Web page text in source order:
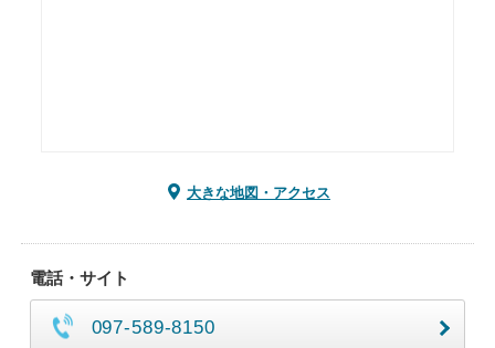
大きな地図・アクセス
電話・サイト
097-589-8150